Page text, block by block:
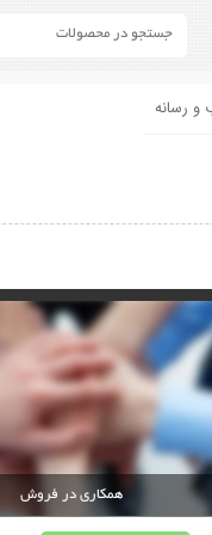
و رسانه
همکاری در فروش